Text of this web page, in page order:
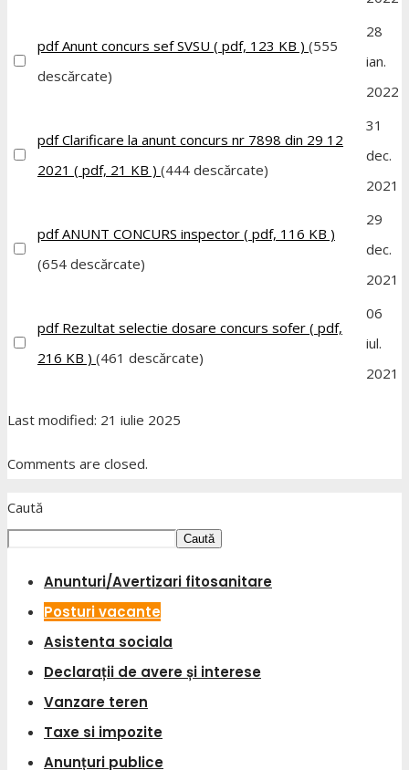
pdf Anunt concurs sef SVSU ( pdf, 123 KB ) (555
descărcate)
28
ian.
2022
pdf Clarificare la anunt concurs nr 7898 din 29 12
2021 ( pdf, 21 KB ) (444 descărcate)
31
dec.
2021
pdf ANUNT CONCURS inspector ( pdf, 116 KB )
(654 descărcate)
29
dec.
2021
pdf Rezultat selectie dosare concurs sofer ( pdf,
216 KB ) (461 descărcate)
06
iul.
2021
Last modified: 21 iulie 2025
Comments are closed.
Caută
Caută
Anunturi/Avertizari fitosanitare
Posturi vacante
Asistenta sociala
Declarații de avere și interese
Vanzare teren
Taxe si impozite
Anunțuri publice